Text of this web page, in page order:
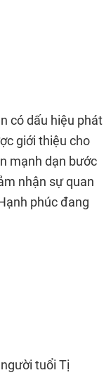
có dấu hiệu phát
giới thiệu cho
mạnh dạn bước
nhận sự quan
phúc đang
tuổi Tị